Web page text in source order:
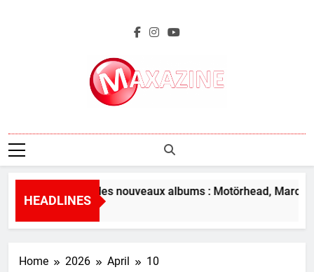
Maxazine.fr
HEADLINES
L’aperçu des nouveaux albums : Motörhead, Marco
1 Hour Ago
Home 2026 April 10